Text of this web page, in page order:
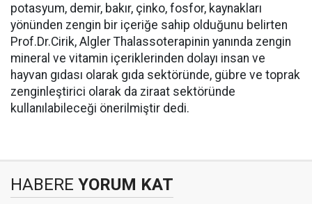
potasyum, demir, bakır, çinko, fosfor, kaynakları
yönünden zengin bir içeriğe sahip olduğunu belirten
Prof.Dr.Cirik, Algler Thalassoterapinin yanında zengin
mineral ve vitamin içeriklerinden dolayı insan ve
hayvan gıdası olarak gıda sektöründe, gübre ve toprak
zenginleştirici olarak da ziraat sektöründe
kullanılabileceği önerilmiştir dedi.
HABERE YORUM KAT